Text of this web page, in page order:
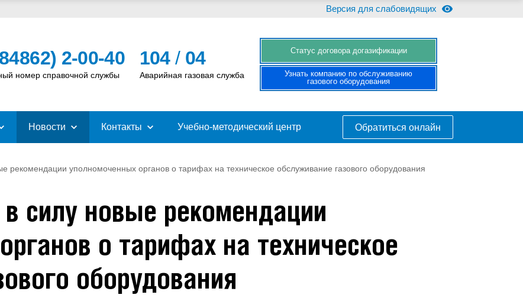
Версия для слабовидящих
2-00-40
номер справочной службы
104/ 04
Аварийная газовая служба
Cтатус договора догазификации
Узнать компанию по обслуживанию
газового оборудования
Новости Контакты Учебно-методический центр Обратиться онлайн
рекомендации уполномоченных органов о тарифах на техническое обслуживание газового оборудования
силу новые рекомендации
о тарифах на техническое
оборудования